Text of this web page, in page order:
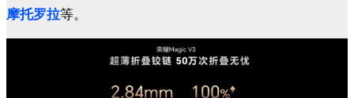
摩托罗拉等。